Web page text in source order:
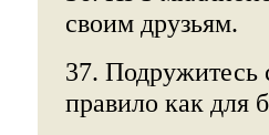
своим друзьям.
37. Подружитесь
правило как для